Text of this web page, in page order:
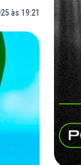
às 19:21